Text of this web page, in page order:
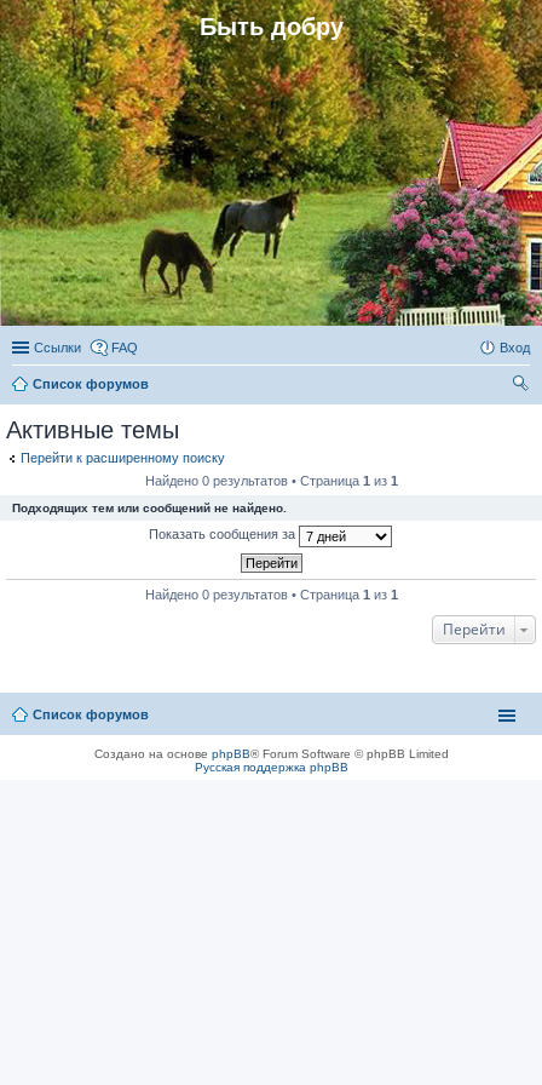
Быть добру
Ссылки FAQ Вход
Список форумов
Активные темы
Перейти к расширенному поиску
Найдено 0 результатов • Страница 1 из 1
Подходящих тем или сообщений не найдено.
Показать сообщения за
Найдено 0 результатов • Страница 1 из 1
Перейти
Список форумов
Создано на основе phpBB® Forum Software © phpBB Limited
Русская поддержка phpBB